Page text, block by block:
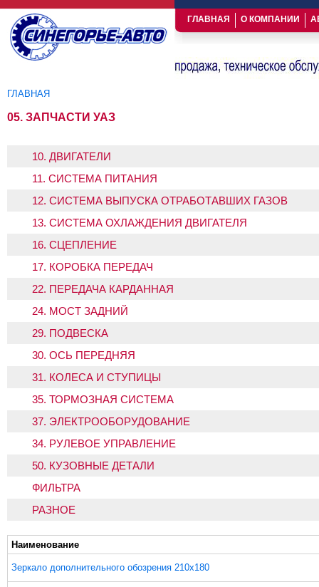
ГЛАВНАЯ О КОМПАНИИ
ГЛАВНАЯ
05. ЗАПЧАСТИ УАЗ
10. ДВИГАТЕЛИ
11. СИСТЕМА ПИТАНИЯ
12. СИСТЕМА ВЫПУСКА ОТРАБОТАВШИХ ГАЗОВ
13. СИСТЕМА ОХЛАЖДЕНИЯ ДВИГАТЕЛЯ
16. СЦЕПЛЕНИЕ
17. КОРОБКА ПЕРЕДАЧ
22. ПЕРЕДАЧА КАРДАННАЯ
24. МОСТ ЗАДНИЙ
29. ПОДВЕСКА
30. ОСЬ ПЕРЕДНЯЯ
31. КОЛЕСА И СТУПИЦЫ
35. ТОРМОЗНАЯ СИСТЕМА
37. ЭЛЕКТРООБОРУДОВАНИЕ
34. РУЛЕВОЕ УПРАВЛЕНИЕ
50. КУЗОВНЫЕ ДЕТАЛИ
ФИЛЬТРА
РАЗНОЕ
Наименование
Зеркало дополнительного обозрения 210х180